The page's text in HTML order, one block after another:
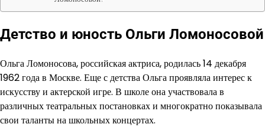
Детство и юность Ольги Ломоносовой
Ольга Ломоносова, российская актриса, родилась 14 декабря
1962 года в Москве. Еще с детства Ольга проявляла интерес к
искусству и актерской игре. В школе она участвовала в
различных театральных постановках и многократно показывала
свои таланты на школьных концертах.